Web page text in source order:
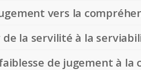
vers la
la servilité à la
de jugement à